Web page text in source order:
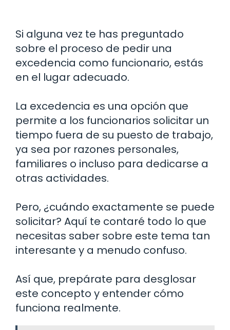
Si alguna vez te has preguntado
sobre el proceso de pedir una
excedencia como funcionario, estás
en el lugar adecuado.
La excedencia es una opción que
permite a los funcionarios solicitar un
tiempo fuera de su puesto de trabajo,
ya sea por razones personales,
familiares o incluso para dedicarse a
otras actividades.
Pero, ¿cuándo exactamente se puede
solicitar? Aquí te contaré todo lo que
necesitas saber sobre este tema tan
interesante y a menudo confuso.
Así que, prepárate para desglosar
este concepto y entender cómo
funciona realmente.